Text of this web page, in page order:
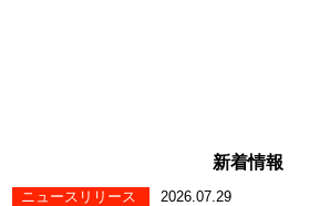
新着情報
ニュースリリース 2026.07.29